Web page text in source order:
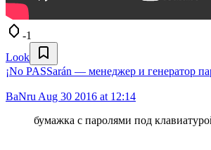
-1
Look
¡No PASSarán — менеджер и генератор
BaNru Aug 30 2016 at 12:14
бумажка с паролями под